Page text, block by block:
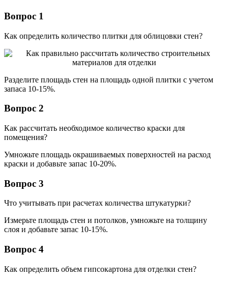
Вопрос 1
Как определить количество плитки для облицовки стен?
Разделите площадь стен на площадь одной плитки с учетом
запаса 10-15%.
Вопрос 2
Как рассчитать необходимое количество краски для
помещения?
Умножьте площадь окрашиваемых поверхностей на расход
краски и добавьте запас 10-20%.
Вопрос 3
Что учитывать при расчетах количества штукатурки?
Измерьте площадь стен и потолков, умножьте на толщину
слоя и добавьте запас 10-15%.
Вопрос 4
Как определить объем гипсокартона для отделки стен?